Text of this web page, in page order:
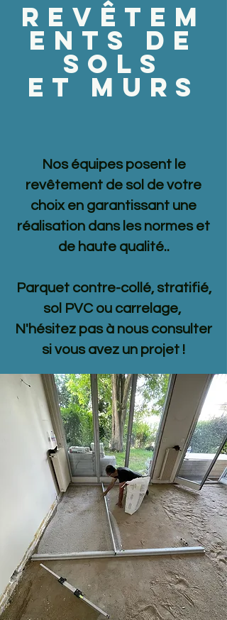
Revêtem
ents de
sols
et Murs
Nos équipes posent le
revêtement de sol de votre
choix en garantissant une
réalisation dans les normes et
de haute qualité..
Parquet contre-collé, stratifié,
sol PVC ou carrelage,
N'hésitez pas à nous consulter
si vous avez un projet !